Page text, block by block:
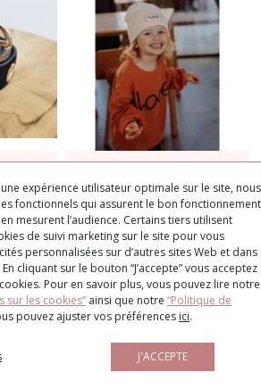
Urban crème - 6 ans
- HELLO HOSSY
BONNETS HELLO HOSSY
PLUS DE DÉTAILS
expérience utilisateur optimale sur le site, nous
fonctionnels qui assurent le bon fonctionnement
mesurent l’audience. Certains tiers utilisent
de suivi marketing sur le site pour vous
personnalisées sur d’autres sites Web et dans
cliquant sur le bouton “J’accepte” vous acceptez
Pour en savoir plus, vous pouvez lire notre
sur les cookies” ainsi que notre “Politique de
pouvez ajuster vos préférences ici.
J'ACCEPTE